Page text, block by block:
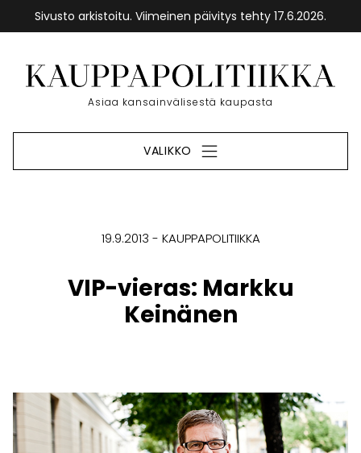
Sivusto arkistoitu. Viimeinen päivitys tehty 17.6.2026.
sisältöön
Etusivu
Asiaa kansainvälisestä kaupasta
VALIKKO
19.9.2013 KAUPPAPOLITIIKKA
VIP-vieras: Markku
Keinänen